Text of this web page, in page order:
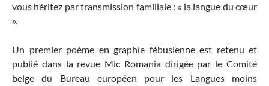
vous héritez par transmission familiale : « la langue du cœur
».
Un premier poème en graphie fébusienne est retenu et
publié dans la revue Mic Romania dirigée par le Comité
belge du Bureau européen pour les Langues moins